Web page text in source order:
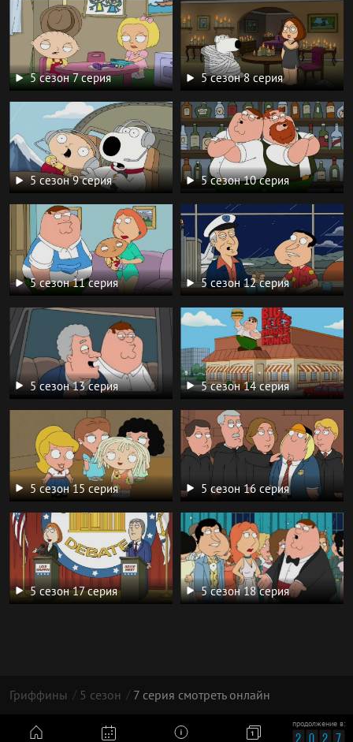
продолжение в:
5 сезон 7 серия 5 сезон 8 серия
5 сезон 9 серия 5 сезон 10 серия
5 сезон 11 серия 5 сезон 12 серия
5 сезон 13 серия 5 сезон 14 серия
5 сезон 15 серия 5 сезон 16 серия
5 сезон 17 серия 5 сезон 18 серия
Гриффины 5 сезон 7 серия смотреть онлайн
© 2026 год | 18+